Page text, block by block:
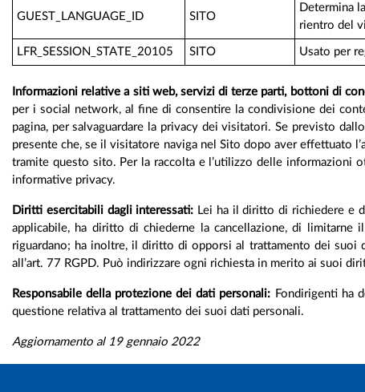
GUEST_LANGUAGE_ID SITO
Determina
rientro del
LFR_SESSION_STATE_20105 SITO Usato per
Informazioni relative a siti web, servizi di terze parti, bottoni di
per i social network, al fine di consentire la condivisione dei
pagina, per salvaguardare la privacy dei visitatori. Se previsto
presente che, se il visitatore naviga nel Sito dopo aver effettuato
tramite questo sito. Per la raccolta e l’utilizzo delle
informative privacy.
Diritti esercitabili dagli interessati: Lei ha il diritto di richiedere e
applicabile, ha diritto di chiederne la cancellazione, di
riguardano; ha inoltre, il diritto di opporsi al trattamento dei suoi
all’art. 77 RGPD. Può indirizzare ogni richiesta in merito ai suoi
Responsabile della protezione dei dati personali: Fondirigenti ha
questione relativa al trattamento dei suoi dati personali.
Aggiornamento al 19 gennaio 2022